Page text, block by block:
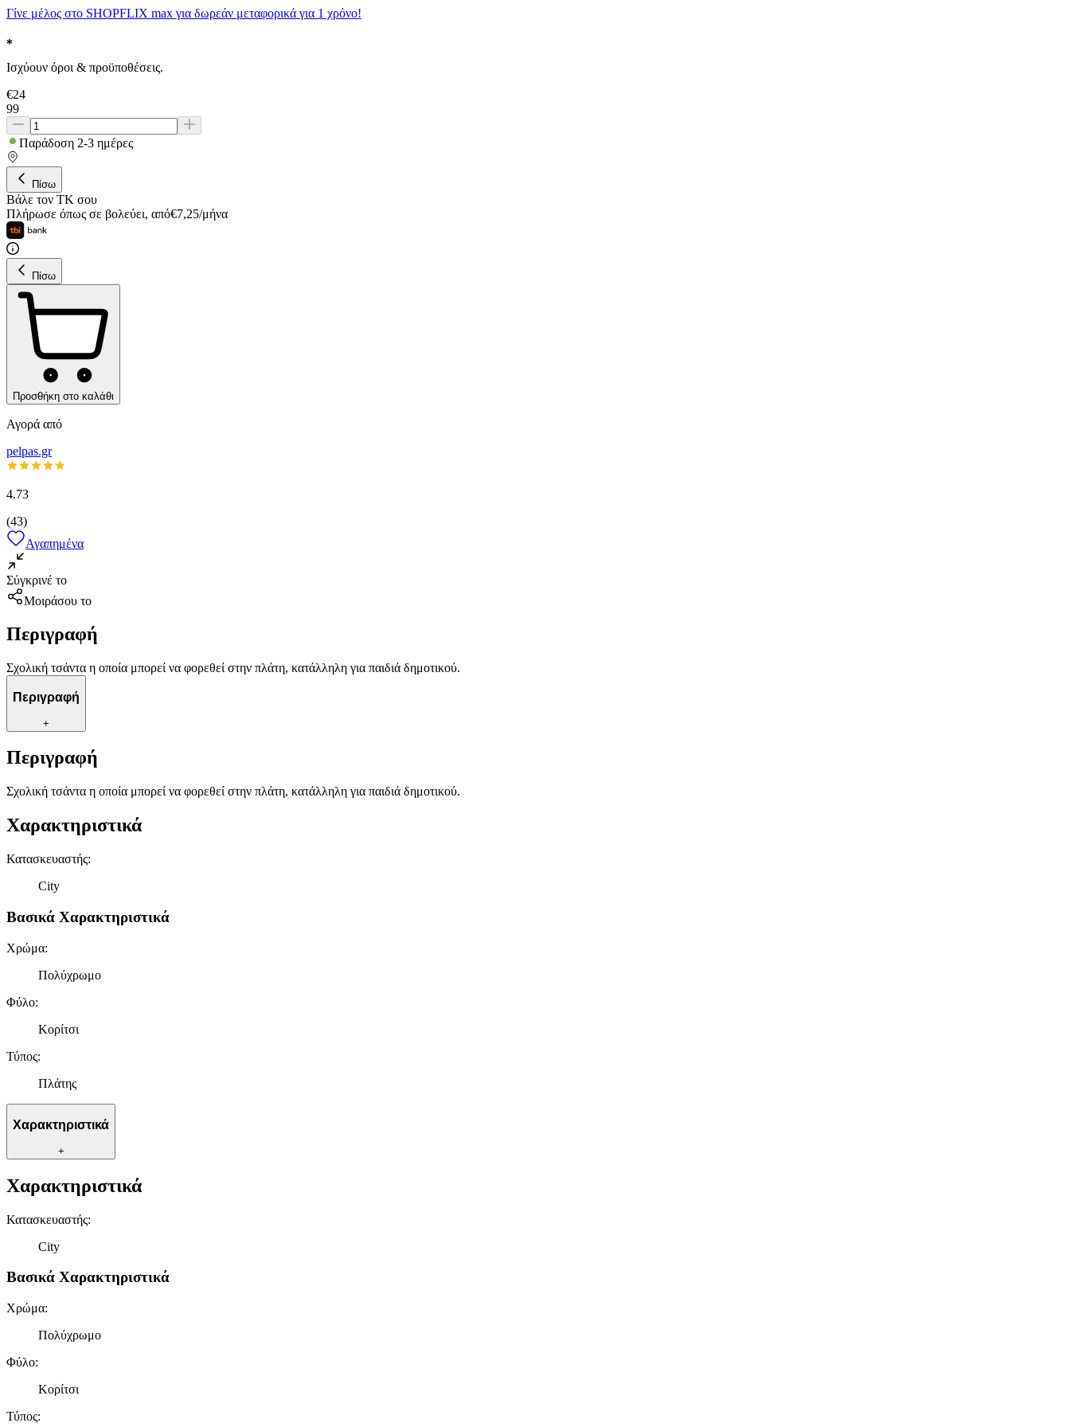
Γίνε μέλος στο SHOPFLIX max για δωρεάν μεταφορικά για 1 χρόνο!
Ισχύουν όροι & προϋποθέσεις.
€24
99
Παράδοση 2-3 ημέρες
Πίσω
Βάλε τον ΤΚ σου
Πλήρωσε όπως σε βολεύει, από€7,25/μήνα
Πίσω
Προσθήκη στο καλάθι
Αγορά από
pelpas.gr
4.73
(43)
Αγαπημένα
Σύγκρινέ το
Μοιράσου το
Περιγραφή
Σχολική τσάντα η οποία μπορεί να φορεθεί στην πλάτη, κατάλληλη για παιδιά δημοτικού.
Περιγραφή
+
Περιγραφή
Σχολική τσάντα η οποία μπορεί να φορεθεί στην πλάτη, κατάλληλη για παιδιά δημοτικού.
Χαρακτηριστικά
Κατασκευαστής:
City
Βασικά Χαρακτηριστικά
Χρώμα:
Πολύχρωμο
Φύλο:
Κορίτσι
Τύπος:
Πλάτης
Χαρακτηριστικά
+
Χαρακτηριστικά
Κατασκευαστής:
City
Βασικά Χαρακτηριστικά
Χρώμα:
Πολύχρωμο
Φύλο:
Κορίτσι
Τύπος: